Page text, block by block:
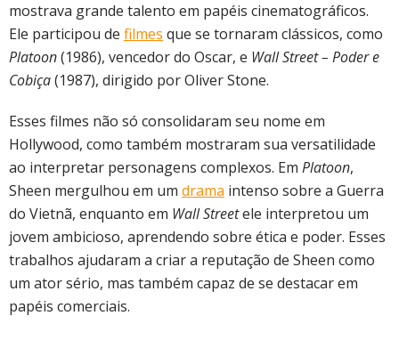
mostrava grande talento em papéis cinematográficos.
Ele participou de filmes que se tornaram clássicos, como
Platoon(1986), vencedor do Oscar, e Wall Street – Poder e
Cobiça(1987), dirigido por Oliver Stone.
Esses filmes não só consolidaram seu nome em
Hollywood, como também mostraram sua versatilidade
ao interpretar personagens complexos. Em Platoon,
Sheen mergulhou em um drama intenso sobre a Guerra
do Vietnã, enquanto em Wall Streetele interpretou um
jovem ambicioso, aprendendo sobre ética e poder. Esses
trabalhos ajudaram a criar a reputação de Sheen como
um ator sério, mas também capaz de se destacar em
papéis comerciais.